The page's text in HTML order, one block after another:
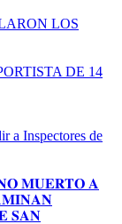
LOS
DE 14
a Inspectores de
𝐌𝐔𝐄𝐑𝐓𝐎 𝐀
𝐒𝐀𝐍